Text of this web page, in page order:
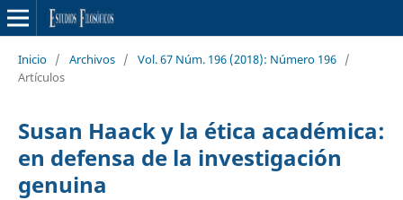
Inicio / Archivos / Vol. 67 Núm. 196 (2018): Número 196 /
Artículos
Susan Haack y la ética académica:
en defensa de la investigación
genuina